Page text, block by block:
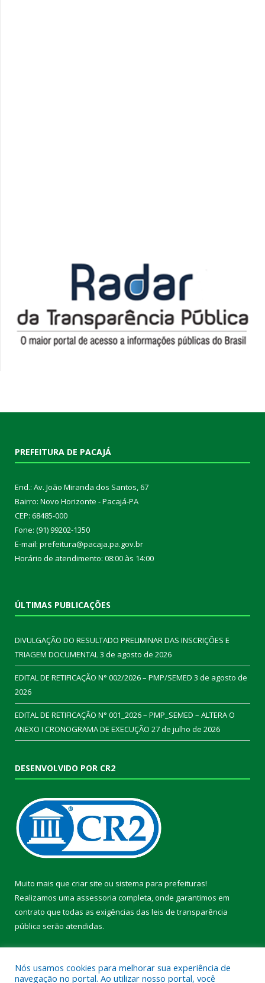
PREFEITURA DE PACAJÁ
End.: Av. João Miranda dos Santos, 67
Bairro: Novo Horizonte - Pacajá-PA
CEP: 68485-000
Fone: (91) 99202-1350
E-mail: prefeitura@pacaja.pa.gov.br
Horário de atendimento: 08:00 às 14:00
ÚLTIMAS PUBLICAÇÕES
DIVULGAÇÃO DO RESULTADO PRELIMINAR DAS INSCRIÇÕES E
TRIAGEM DOCUMENTAL 3 de agosto de 2026
EDITAL DE RETIFICAÇÃO N° 002/2026 – PMP/SEMED 3 de agosto de
2026
EDITAL DE RETIFICAÇÃO N° 001_2026 – PMP_SEMED – ALTERA O
ANEXO I CRONOGRAMA DE EXECUÇÃO 27 de julho de 2026
DESENVOLVIDO POR CR2
Muito mais que criar site ou sistema para prefeituras!
Realizamos uma assessoria completa, onde garantimos em
contrato que todas as exigências das leis de transparência
pública serão atendidas.
Nós usamos cookies para melhorar sua experiência de
navegação no portal. Ao utilizar nosso portal, você